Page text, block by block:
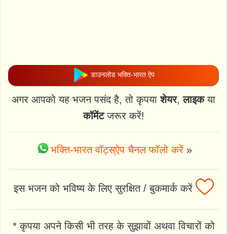
डाउनलोड भक्ति-भारत ऐप
अगर आपको यह भजन पसंद है, तो कृपयाशेयर,लाइकया
कॉमेंटजरूर करें!
भक्ति-भारत वॉट्स्ऐप चैनल फॉलो करें»
इस भजन को भविष्य के लिए सुरक्षित / बुकमार्क करें
* कृपया अपने किसी भी तरह के सुझावों अथवा विचारों को